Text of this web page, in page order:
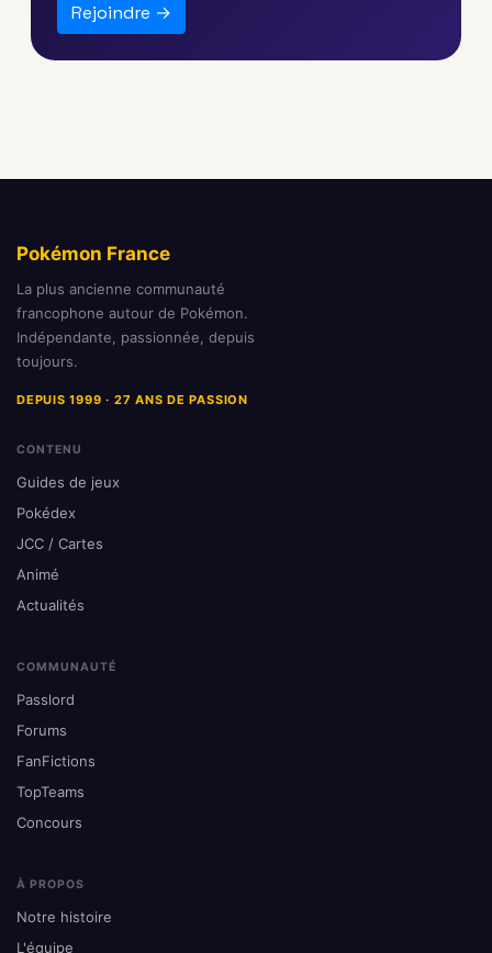
Rejoindre →
Pokémon France
La plus ancienne communauté
francophone autour de Pokémon.
Indépendante, passionnée, depuis
toujours.
DEPUIS 1999 · 27 ANS DE PASSION
CONTENU
Guides de jeux
Pokédex
JCC / Cartes
Animé
Actualités
COMMUNAUTÉ
Passlord
Forums
FanFictions
TopTeams
Concours
À PROPOS
Notre histoire
L'équipe